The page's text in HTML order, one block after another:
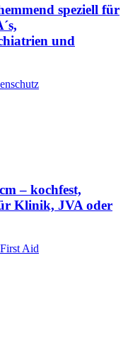
speziell für
und
– kochfest,
Klinik, JVA oder
First Aid